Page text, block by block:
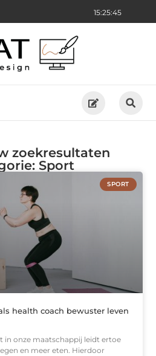
15:25:46
zoekresultaten
Sport
SPORT
health coach bewuster leven
in onze maatschappij leidt ertoe
en meer eten. Hierdoor